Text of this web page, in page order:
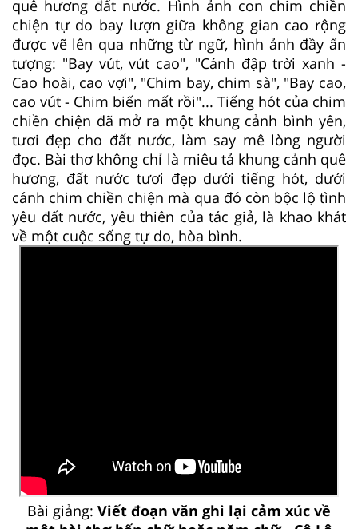
quê hương đất nước. Hình ảnh con chim chiền
chiện tự do bay lượn giữa không gian cao rộng
được vẽ lên qua những từ ngữ, hình ảnh đầy ấn
tượng: "Bay vút, vút cao", "Cánh đập trời xanh -
Cao hoài, cao vợi", "Chim bay, chim sà", "Bay cao,
cao vút - Chim biến mất rồi"... Tiếng hót của chim
chiền chiện đã mở ra một khung cảnh bình yên,
tươi đẹp cho đất nước, làm say mê lòng người
đọc. Bài thơ không chỉ là miêu tả khung cảnh quê
hương, đất nước tươi đẹp dưới tiếng hót, dưới
cánh chim chiền chiện mà qua đó còn bộc lộ tình
yêu đất nước, yêu thiên của tác giả, là khao khát
về một cuộc sống tự do, hòa bình.
Bài giảng: Viết đoạn văn ghi lại cảm xúc về